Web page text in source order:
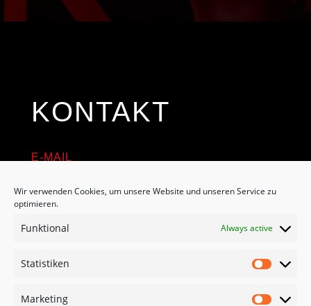
Wir verwenden Cookies, um unsere Website und unseren Service zu
optimieren.
Funktional Always active
Statistiken
Marketing
KONTAKT
E-MAIL
ADRESSE
Lebacher Str.43